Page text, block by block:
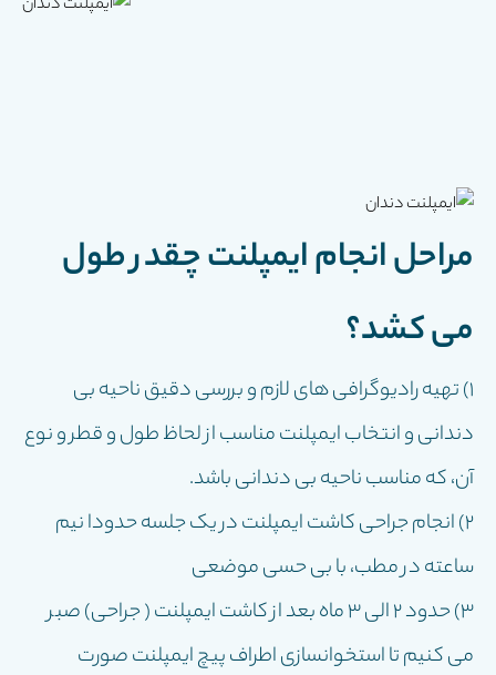
مراحل انجام ایمپلنت چقدر طول
می کشد؟
۱) تهیه رادیوگرافی های لازم و بررسی دقیق ناحیه بی
دندانی و انتخاب ايمپلنت مناسب از لحاظ طول و قطر و نوع
آن، که مناسب ناحیه بی دندانی باشد.
۲) انجام جراحی کاشت ايمپلنت در یک جلسه حدودا نيم
ساعته در مطب، با بی حسی موضعی
۳) حدود ٢ الى ٣ ماه بعد از کاشت ايمپلنت ( جراحى) صبر
مى كنيم تا استخوانسازى اطراف پيچ ايمپلنت صورت